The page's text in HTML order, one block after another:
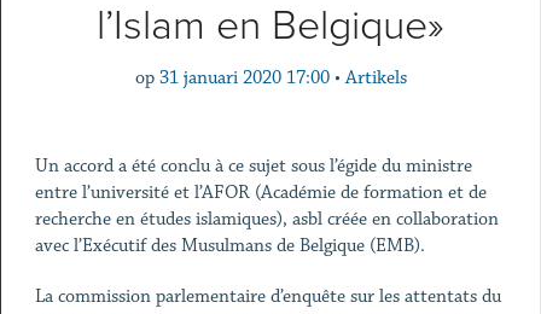
l’Islam en Belgique»
op 31 januari 2020 17:00 • Artikels
Un accord a été conclu à ce sujet sous l’égide du ministre
entre l’université et l’AFOR (Académie de formation et de
recherche en études islamiques), asbl créée en collaboration
avec l’Exécutif des Musulmans de Belgique (EMB).
La commission parlementaire d’enquête sur les attentats du